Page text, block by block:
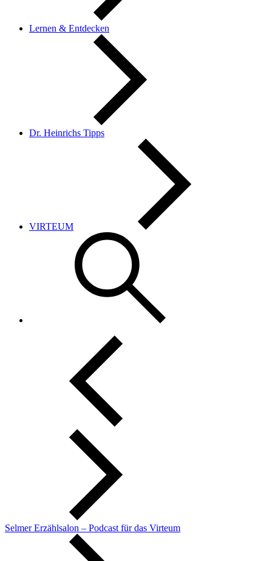
Lernen & Entdecken
Dr. Heinrichs Tipps
VIRTEUM
Selmer Erzählsalon – Podcast für das Virteum